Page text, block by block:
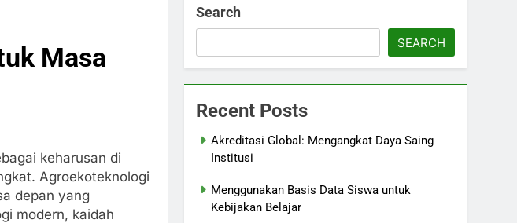
Masa
keharusan di
Agroekoteknologi
depan yang
modern, kaidah
Search
SEARCH
Recent Posts
Akreditasi Global: Mengangkat Daya Saing
Institusi
Menggunakan Basis Data Siswa untuk
Kebijakan Belajar